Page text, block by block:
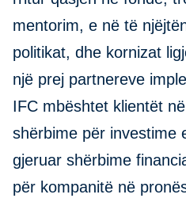
mentorim, e në të
politikat, dhe kornizat
një prej partnereve
IFC mbështet klientët
shërbime për investime
gjeruar shërbime
për kompanitë në